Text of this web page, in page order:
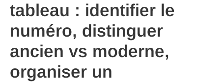
tableau : identifier le
numéro, distinguer
ancien vs moderne,
organiser un